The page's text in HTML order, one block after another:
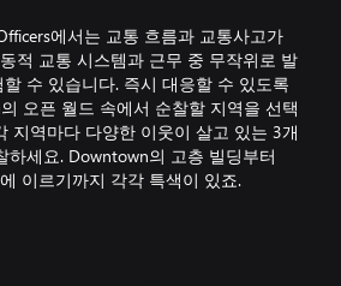
에서는 교통 흐름과 교통사고가
적 교통 시스템과 근무 중 무작위로 발
수 있습니다. 즉시 대응할 수 있도록
오픈 월드 속에서 순찰할 지역을 선택
지역마다 다양한 이웃이 살고 있는 3개
하세요. Downtown의 고층 빌딩부터
이르기까지 각각 특색이 있죠.
칙금을 부여하는 업무부터 시작하지만,